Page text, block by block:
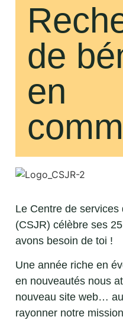
de
en
Le Centre de
(CSJR) célèbre ses
avons besoin de toi !
Une année riche en
en nouveautés nous
nouveau site web…
rayonner notre